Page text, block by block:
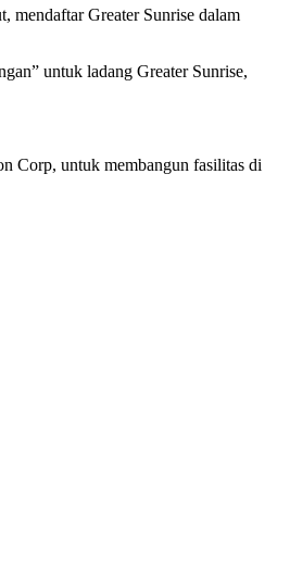
mendaftar Greater Sunrise dalam
untuk ladang Greater Sunrise,
Corp, untuk membangun fasilitas di